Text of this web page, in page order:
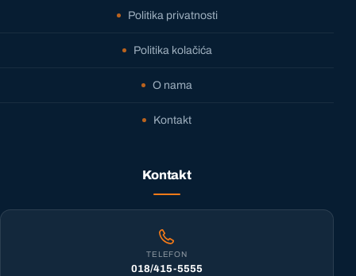
Politika privatnosti
Politika kolačića
O nama
Kontakt
Kontakt
TELEFON
018/415-5555